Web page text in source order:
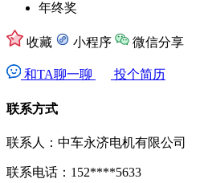
年终奖
收藏 小程序 微信分享
和TA聊一聊 投个简历
联系方式
联系人：中车永济电机有限公司
联系电话： 152****5633